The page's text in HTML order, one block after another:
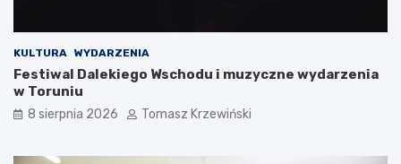
KULTURA WYDARZENIA
Festiwal Dalekiego Wschodu i muzyczne wydarzenia
w Toruniu
8 sierpnia 2026 Tomasz Krzewiński